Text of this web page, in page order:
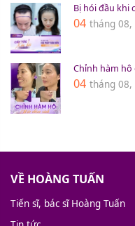
Bị hói đầu khi
04 tháng 08,
Chỉnh hàm hô
04 tháng 08,
VỀ HOÀNG TUẤN
Tiến sĩ, bác sĩ Hoàng Tuấn